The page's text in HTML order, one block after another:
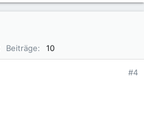
Beiträge 10
#4